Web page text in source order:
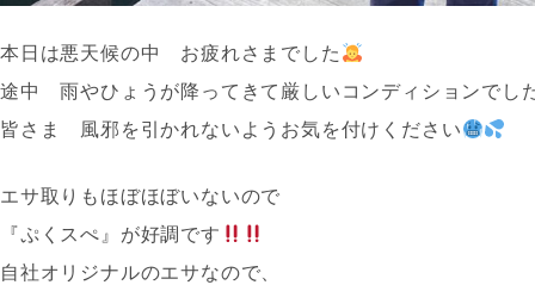
本日は悪天候の中 お疲れさまでした
途中 雨やひょうが降ってきて厳しいコンディションでし
皆さま 風邪を引かれないようお気を付けください
エサ取りもほぼほぼいないので
『ぷくスぺ』が好調です
自社オリジナルのエサなので、